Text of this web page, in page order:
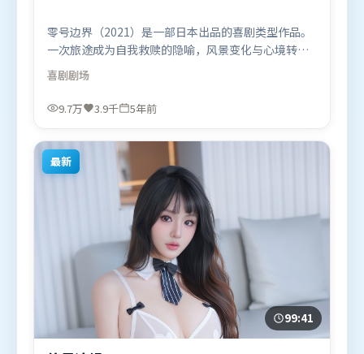
零号边界（2021）是一部日本出品的喜剧类型作品。
一次旅途成为自我救赎的隐喻，风景变化与心境转折
彼此呼应。摄影与美术共同营造出强烈地域气质，增
强沉浸感。由张艺谋执导，周迅、沈腾、杨紫，托尼
·贾等联袂出演。影片于2021年2月16日（日本）在
喜剧剧场
9.7万 3.9千 5年前
最新
99:41